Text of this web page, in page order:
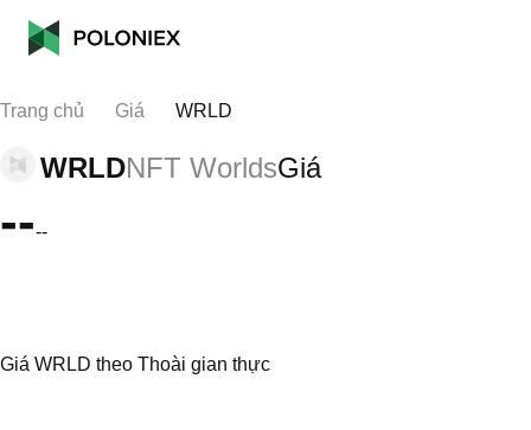
Trang chủ Giá WRLD
WRLDNFT WorldsGiá
----
Giá WRLD theo Thoài gian thực